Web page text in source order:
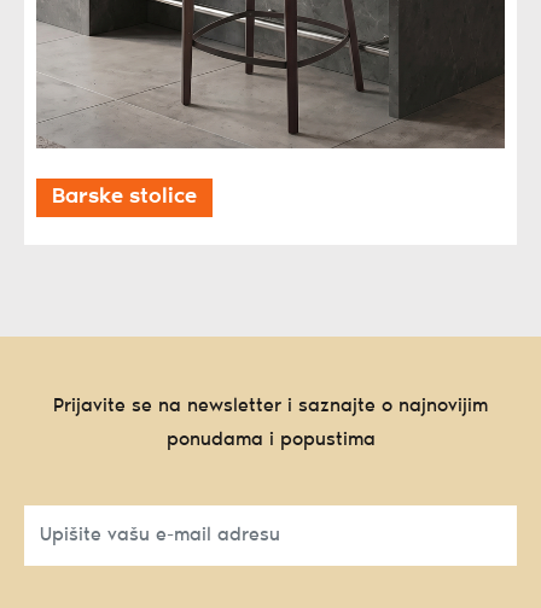
Barske stolice
Prijavite se na newsletter i saznajte o najnovijim
ponudama i popustima